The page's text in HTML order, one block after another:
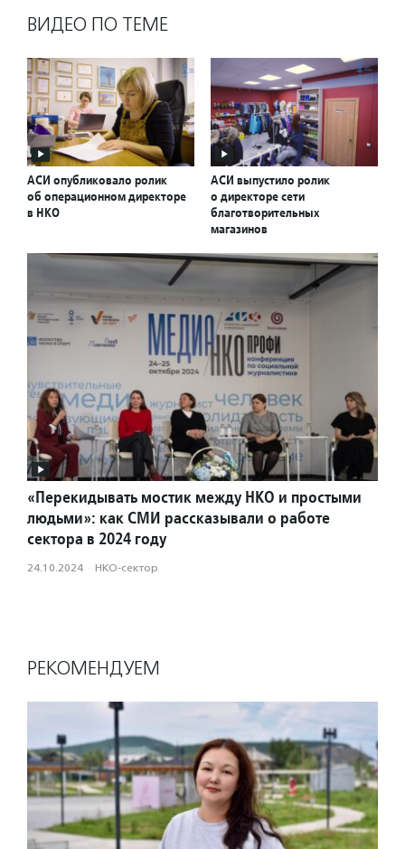
ВИДЕО ПО ТЕМЕ
АСИ опубликовало ролик
об операционном директоре
в НКО
АСИ выпустило ролик
о директоре сети
благотворительных
магазинов
«Перекидывать мостик между НКО и простыми
людьми»: как СМИ рассказывали о работе
сектора в 2024 году
24.10.2024 · НКО-сектор
РЕКОМЕНДУЕМ